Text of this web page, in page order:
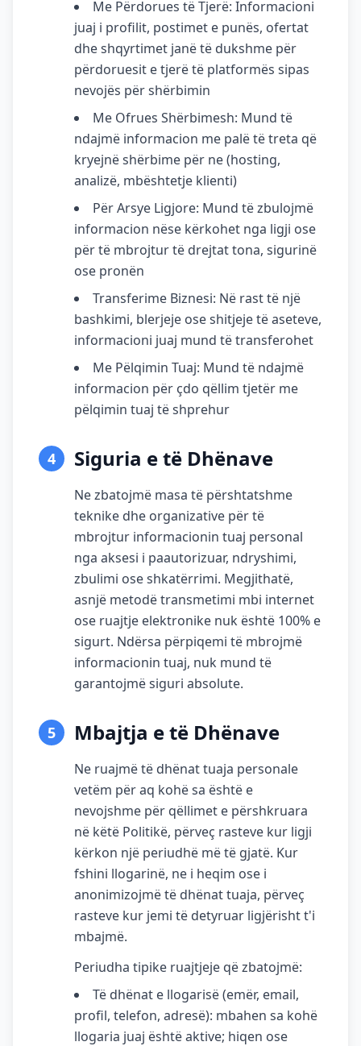
Me Përdorues të Tjerë: Informacioni
juaj i profilit, postimet e punës, ofertat
dhe shqyrtimet janë të dukshme për
përdoruesit e tjerë të platformës sipas
nevojës për shërbimin
Me Ofrues Shërbimesh: Mund të
ndajmë informacion me palë të treta që
kryejnë shërbime për ne (hosting,
analizë, mbështetje klienti)
Për Arsye Ligjore: Mund të zbulojmë
informacion nëse kërkohet nga ligji ose
për të mbrojtur të drejtat tona, sigurinë
ose pronën
Transferime Biznesi: Në rast të një
bashkimi, blerjeje ose shitjeje të aseteve,
informacioni juaj mund të transferohet
Me Pëlqimin Tuaj: Mund të ndajmë
informacion për çdo qëllim tjetër me
pëlqimin tuaj të shprehur
4 Siguria e të Dhënave
Ne zbatojmë masa të përshtatshme
teknike dhe organizative për të
mbrojtur informacionin tuaj personal
nga aksesi i paautorizuar, ndryshimi,
zbulimi ose shkatërrimi. Megjithatë,
asnjë metodë transmetimi mbi internet
ose ruajtje elektronike nuk është 100% e
sigurt. Ndërsa përpiqemi të mbrojmë
informacionin tuaj, nuk mund të
garantojmë siguri absolute.
5 Mbajtja e të Dhënave
Ne ruajmë të dhënat tuaja personale
vetëm për aq kohë sa është e
nevojshme për qëllimet e përshkruara
në këtë Politikë, përveç rasteve kur ligji
kërkon një periudhë më të gjatë. Kur
fshini llogarinë, ne i heqim ose i
anonimizojmë të dhënat tuaja, përveç
rasteve kur jemi të detyruar ligjërisht t'i
mbajmë.
Periudha tipike ruajtjeje që zbatojmë:
Të dhënat e llogarisë (emër, email,
profil, telefon, adresë): mbahen sa kohë
llogaria juaj është aktive; hiqen ose